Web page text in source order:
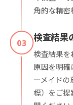
角的な精密
03 検査結果
検査結果
原因を明
ーメイド
標）をご提